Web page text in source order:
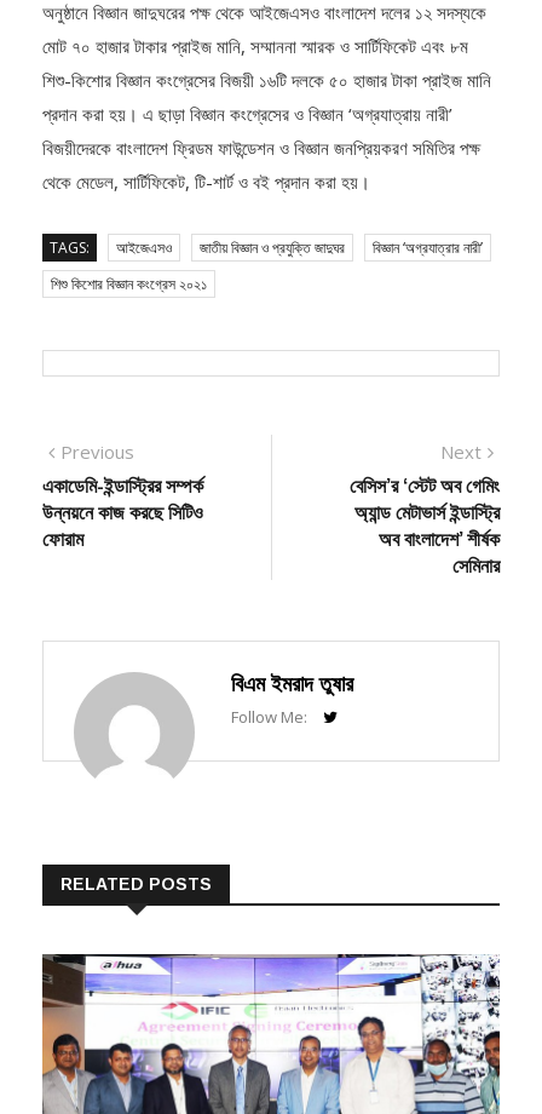
অনুষ্ঠানে বিজ্ঞান জাদুঘরের পক্ষ থেকে আইজেএসও বাংলাদেশ দলের ১২ সদস্যকে
মোট ৭০ হাজার টাকার প্রাইজ মানি, সম্মাননা স্মারক ও সার্টিফিকেট এবং ৮ম
শিশু-কিশোর বিজ্ঞান কংগ্রেসের বিজয়ী ১৬টি দলকে ৫০ হাজার টাকা প্রাইজ মানি
প্রদান করা হয়। এ ছাড়া বিজ্ঞান কংগ্রেসের ও বিজ্ঞান ‘অগ্রযাত্রায় নারী’
বিজয়ীদেরকে বাংলাদেশ ফ্রিডম ফাউন্ডেশন ও বিজ্ঞান জনপ্রিয়করণ সমিতির পক্ষ
TAGS: আইজেএসও জাতীয় বিজ্ঞান ও প্রযুক্তি জাদুঘর
Post
navigation
PreviousPrevious
post:
একাডেমি-ইন্ডাস্ট্রির সম্পর্ক
উন্নয়নে কাজ করছে সিটিও
Next
Next
post:
বেসিস’র ‘স্টেট অব গেমিং
অ্যান্ড মেটাভার্স ইন্ডাস্ট্রি
অব বাংলাদেশ’ শীর্ষক
বিএম ইমরাদ তুষার
RELATED POSTS